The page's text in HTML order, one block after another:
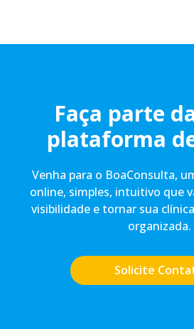
Faça parte
plataforma
Venha para o BoaConsulta,
online, simples, intuitivo que
visibilidade e tornar sua
organizada.
Solicite